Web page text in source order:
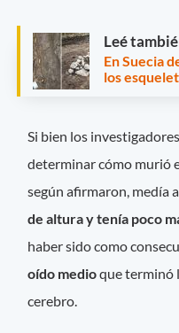
Leé
En Suecia
los
Si bien los
determinar cómo murió
según afirmaron, medía
de altura y tenía poco
haber sido como
oído medioque terminó
cerebro.